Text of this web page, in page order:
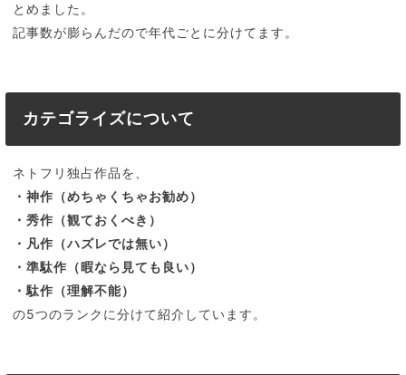
とめました。
記事数が膨らんだので年代ごとに分けてます。
カテゴライズについて
ネトフリ独占作品を、
・神作（めちゃくちゃお勧め）
・秀作（観ておくべき）
・凡作（ハズレでは無い）
・準駄作（暇なら見ても良い）
・駄作（理解不能）
の5つのランクに分けて紹介しています。